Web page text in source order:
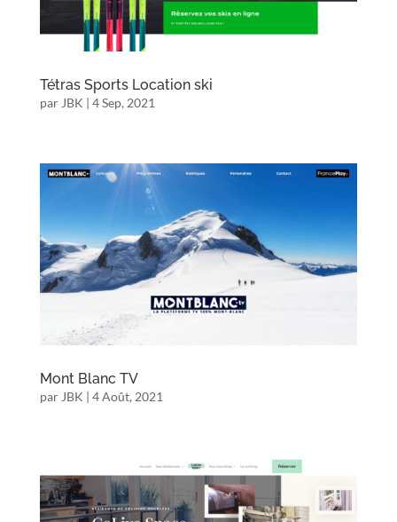
Tétras Sports Location ski
par JBK | 4 Sep, 2021
Mont Blanc TV
par JBK | 4 Août, 2021